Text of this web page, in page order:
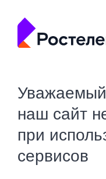
Уважаемый
наш сайт
при
сервисов